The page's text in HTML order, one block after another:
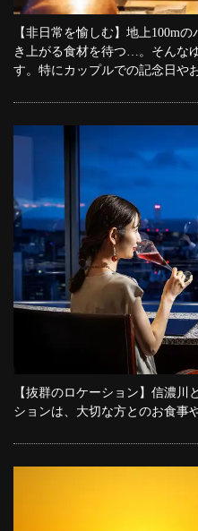
【非日常を愉しむ】地上100m
き上がる食材を待つ…。そんな
す。特にカップルでの記念日や
【抜群のロケーション】信濃
ションは、大切な方とのお食事